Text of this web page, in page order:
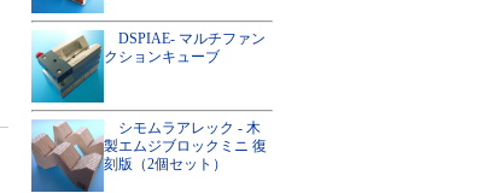
DSPIAE- マルチファン
クションキューブ
シモムラアレック - 木
製エムジブロックミニ 復
刻版（2個セット）